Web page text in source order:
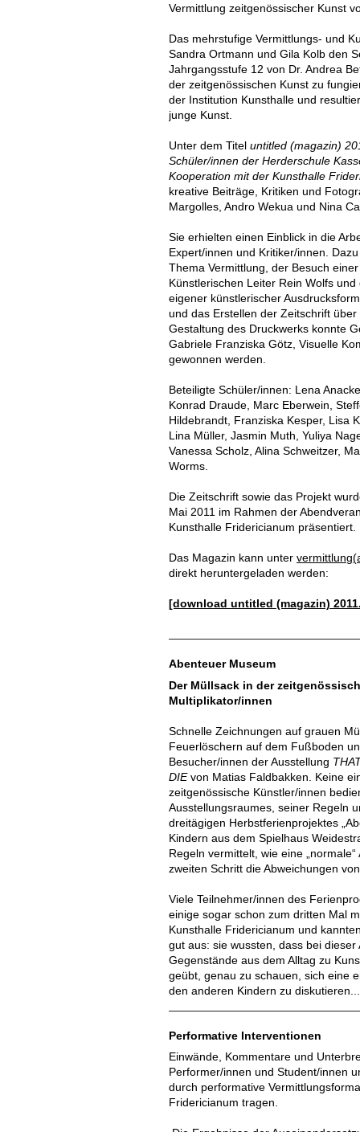
Vermittlung zeitgenössischer Kunst
Das mehrstufige Vermittlungs- und
Sandra Ortmann und Gila Kolb den
Jahrgangsstufe 12 von Dr. Andrea
der zeitgenössischen Kunst zu
der Institution Kunsthalle und
junge Kunst.
Unter dem Titel untitled (magazin)
Schüler/innen der Herderschule
Kooperation mit der Kunsthalle
kreative Beiträge, Kritiken und
Margolles, Andro Wekua und Nina
Sie erhielten einen Einblick in die
Expert/innen und Kritiker/innen.
Thema Vermittlung, der Besuch
Künstlerischen Leiter Rein Wolfs
eigener künstlerischer
und das Erstellen der Zeitschrift
Gestaltung des Druckwerks konnte
Gabriele Franziska Götz, Visuelle
gewonnen werden.
Beteiligte Schüler/innen: Lena
Konrad Draude, Marc Eberwein,
Hildebrandt, Franziska Kesper, Lisa
Lina Müller, Jasmin Muth, Yuliya
Vanessa Scholz, Alina Schweitzer,
Worms.
Die Zeitschrift sowie das Projekt
Mai 2011 im Rahmen der
Kunsthalle Fridericianum präsentiert.
Das Magazin kann unter
direkt heruntergeladen werden:
[download untitled (magazin)
Abenteuer Museum
Der Müllsack in der
Multiplikator/innen
Schnelle Zeichnungen auf grauen
Feuerlöschern auf dem Fußboden
Besucher/innen der Ausstellung
DIEvon Matias Faldbakken. Keine
zeitgenössische Künstler/innen
Ausstellungsraumes, seiner Regeln
dreitägigen Herbstferienprojektes
Kindern aus dem Spielhaus
Regeln vermittelt, wie eine
zweiten Schritt die Abweichungen
Viele Teilnehmer/innen des
einige sogar schon zum dritten Mal
Kunsthalle Fridericianum und
gut aus: sie wussten, dass bei
Gegenstände aus dem Alltag zu
geübt, genau zu schauen, sich eine
den anderen Kindern zu
Performative Interventionen
Einwände, Kommentare und
Performer/innen und Student/innen
durch performative
Fridericianum tragen.